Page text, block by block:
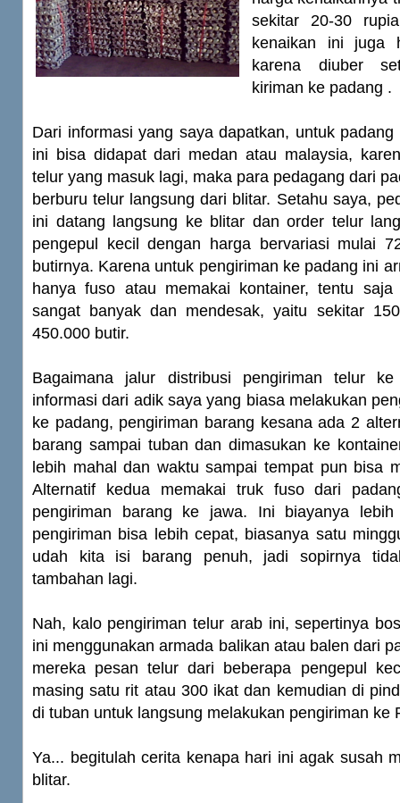
sekitar 20-30
kenaikan ini juga
karena diuber
kiriman ke padang .
Dari informasi yang saya dapatkan, untuk
ini bisa didapat dari medan atau malaysia,
telur yang masuk lagi, maka para pedagang dari
berburu telur langsung dari blitar. Setahu saya,
ini datang langsung ke blitar dan order telur
pengepul kecil dengan harga bervariasi mulai
butirnya. Karena untuk pengiriman ke padang ini
hanya fuso atau memakai kontainer, tentu saja
sangat banyak dan mendesak, yaitu sekitar
450.000 butir.
Bagaimana jalur distribusi pengiriman telur
informasi dari adik saya yang biasa melakukan
ke padang, pengiriman barang kesana ada 2
barang sampai tuban dan dimasukan ke
lebih mahal dan waktu sampai tempat pun bisa
Alternatif kedua memakai truk fuso dari
pengiriman barang ke jawa. Ini biayanya
pengiriman bisa lebih cepat, biasanya satu
udah kita isi barang penuh, jadi sopirnya
tambahan lagi.
Nah, kalo pengiriman telur arab ini, sepertinya
ini menggunakan armada balikan atau balen dari
mereka pesan telur dari beberapa pengepul
masing satu rit atau 300 ikat dan kemudian di
di tuban untuk langsung melakukan pengiriman ke
Ya... begitulah cerita kenapa hari ini agak susah
blitar.